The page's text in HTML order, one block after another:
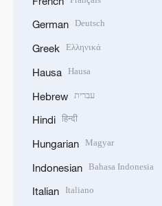
German Deutsch
Greek Ελληνικά
Hausa Hausa
Hebrew עברית
Hindi हिन्दी
Hungarian Magyar
Indonesian Bahasa Indonesia
Italian Italiano